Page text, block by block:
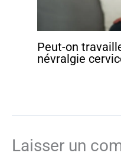
Peut-on
névralgie
Laisser un